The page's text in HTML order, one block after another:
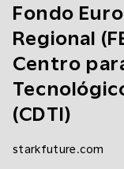
Fondo
Regional
Centro
(CDTI)
starkfuture.com